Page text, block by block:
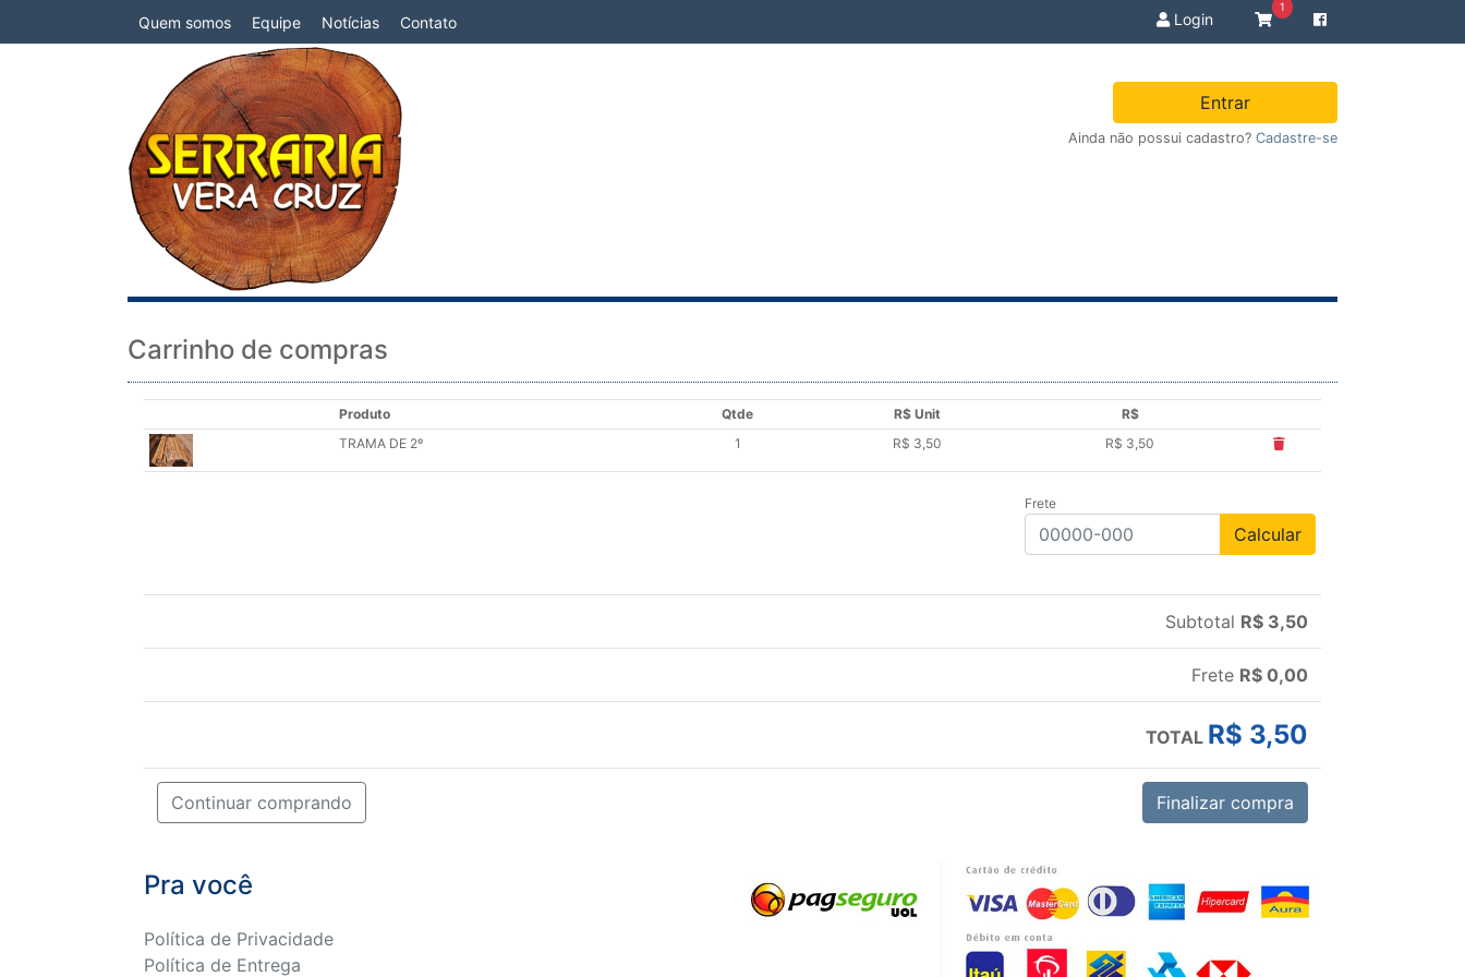
Quem somos Equipe Notícias Contato Login
1
Entrar
Ainda não possui cadastro? Cadastre-se
Carrinho de compras
Produto Qtde R$ Unit
R$
TRAMA DE 2º
1 R$ 3,50 R$ 3,50
Frete
Calcular
Subtotal R$ 3,50
Frete R$ 0,00
TOTAL R$ 3,50
Continuar comprando Finalizar compra
Pra você
Política de Privacidade
Política de Entrega